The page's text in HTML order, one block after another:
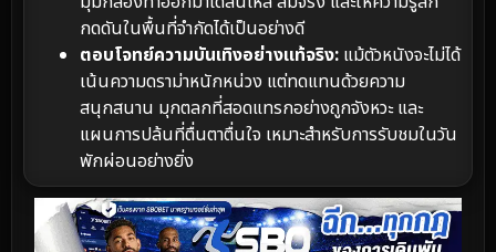
กดดันในพื้นที่จำกัดได้เป็นอย่างดี
ตอบโจทย์ความบันเทิงอย่างแท้จริง: แม้ตัวหนังจะไม่ได้
เน้นความดราม่าหนักหน่วง แต่ทดแทนด้วยความ
สนุกสนาน มุกตลกที่สอดแทรกอย่างถูกจังหวะ และ
แผนการปล้นที่ตื่นตาตื่นใจ เหมาะสำหรับการรับชมในวัน
พักผ่อนอย่างยิ่ง